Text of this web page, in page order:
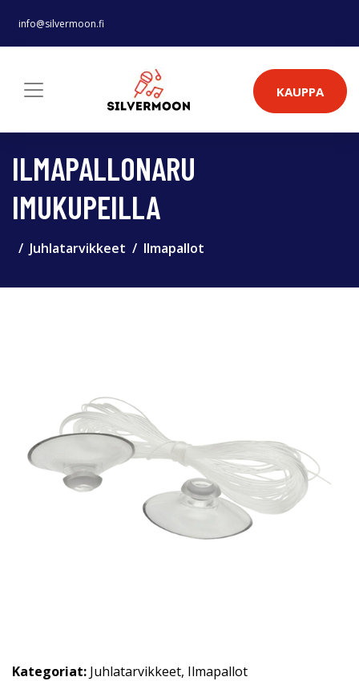
info@silvermoon.fi
KAUPPA
ILMAPALLONARU
IMUKUPEILLA
Juhlatarvikkeet Ilmapallot
Kategoriat: Juhlatarvikkeet, Ilmapallot